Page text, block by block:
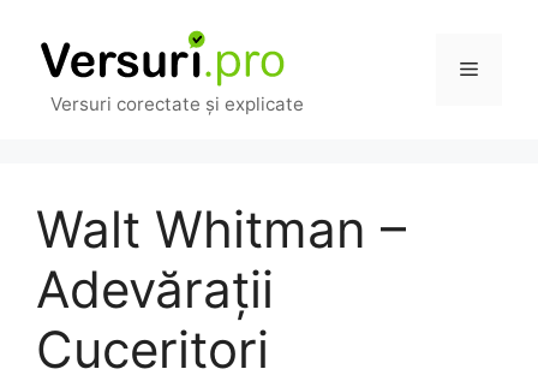
conținut
Versuri corectate și explicate
Meniu
Walt Whitman –
Adevărații
Cuceritori